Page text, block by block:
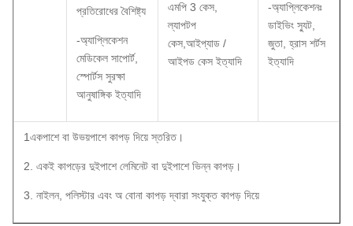
প্রতিরোধের বৈশিষ্ট্য
-অ্যাপ্লিকেশন
মেডিকেল সাপোর্ট,
স্পোর্টস সুরক্ষা
আনুষাঙ্গিক ইত্যাদি
এমপি 3 কেস,
ল্যাপটপ
কেস,আইপ্যাড /
আইপড কেস ইত্যাদি
-অ্যাপ্লিকেশনঃ
ডাইভিং স্যুট,
জুতা, হ্রাস শর্টস
ইত্যাদি
1একপাশে বা উভয়পাশে কাপড় দিয়ে স্তরিত।
2. একই কাপড়ের দুইপাশে লেমিনেট বা দুইপাশে ভিন্ন কাপড়।
3. নাইলন, পলিস্টার এবং অ বোনা কাপড় দ্বারা সংযুক্ত কাপড় দিয়ে